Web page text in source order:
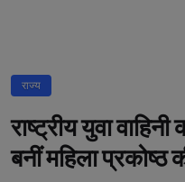
राज्य
राष्ट्रीय युवा
बनीं महिला प्रकोष्ठ